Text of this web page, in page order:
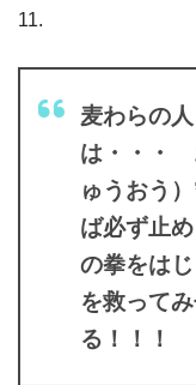
11.
麦わらの
は・・・
ゅうおう
ば必ず止
の拳をは
を救って
る！！！